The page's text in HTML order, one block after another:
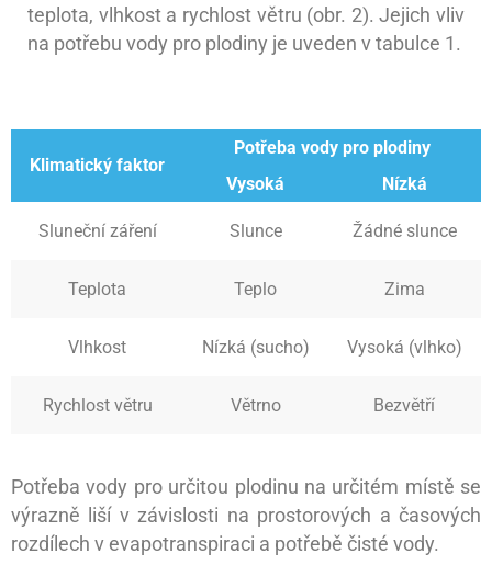
teplota, vlhkost a rychlost větru (obr. 2). Jejich vliv
na potřebu vody pro plodiny je uveden v tabulce 1.
Klimatický faktor
Potřeba vody pro plodiny
Vysoká
Nízká
Sluneční záření Slunce Žádné slunce
Teplota Teplo Zima
Vlhkost Nízká (sucho) Vysoká (vlhko)
Rychlost větru Větrno Bezvětří
Potřeba vody pro určitou plodinu na určitém místě se
výrazně liší v závislosti na prostorových a časových
rozdílech v evapotranspiraci a potřebě čisté vody.